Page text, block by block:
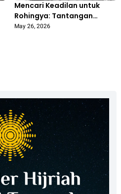
Mencari Keadilan untuk
Rohingya: Tantangan
Penegakan Hukum
May 26, 2026